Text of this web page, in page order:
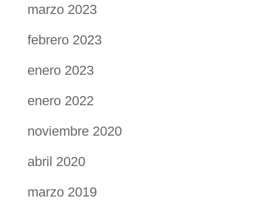
marzo 2023
febrero 2023
enero 2023
enero 2022
noviembre 2020
abril 2020
marzo 2019